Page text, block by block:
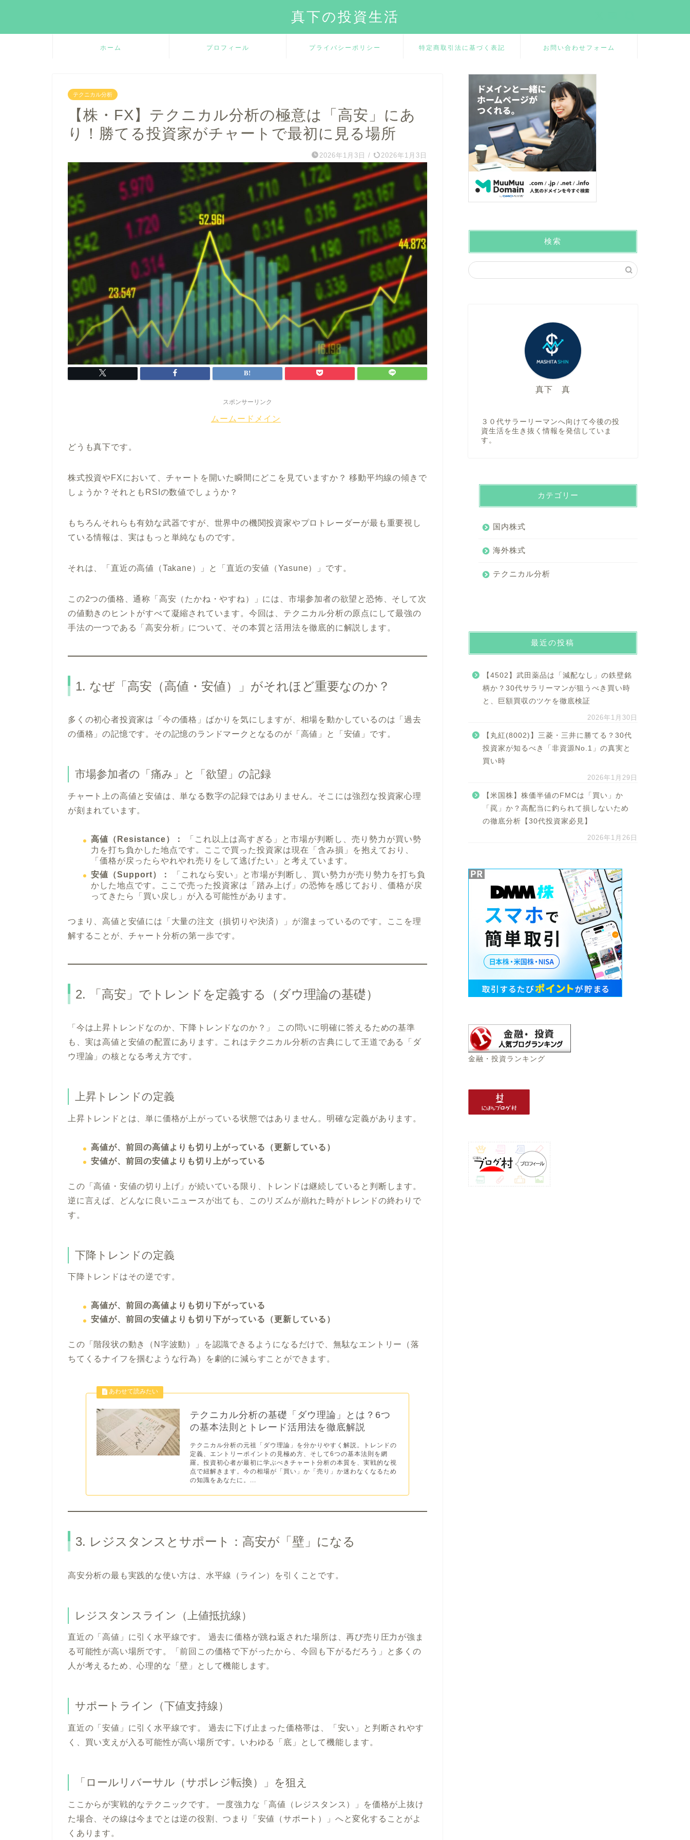
真下の投資生活
ホーム プロフィール プライバシーポリシー 特定商取引法に基づく表記 お問い合わせフォーム
テクニカル分析
【株・FX】テクニカル分析の極意は「高安」にあ
り！勝てる投資家がチャートで最初に見る場所
2026年1月3日 / 2026年1月3日
スポンサーリンク
ムームードメイン
どうも真下です。
株式投資やFXにおいて、チャートを開いた瞬間にどこを見ていますか？ 移動平均線の傾きで
しょうか？それともRSIの数値でしょうか？
もちろんそれらも有効な武器ですが、世界中の機関投資家やプロトレーダーが最も重要視し
ている情報は、実はもっと単純なものです。
それは、「直近の高値（Takane）」と「直近の安値（Yasune）」です。
この2つの価格、通称「高安（たかね・やすね）」には、市場参加者の欲望と恐怖、そして次
の値動きのヒントがすべて凝縮されています。今回は、テクニカル分析の原点にして最強の
手法の一つである「高安分析」について、その本質と活用法を徹底的に解説します。
1. なぜ「高安（高値・安値）」がそれほど重要なのか？
多くの初心者投資家は「今の価格」ばかりを気にしますが、相場を動かしているのは「過去
の価格」の記憶です。その記憶のランドマークとなるのが「高値」と「安値」です。
市場参加者の「痛み」と「欲望」の記録
チャート上の高値と安値は、単なる数字の記録ではありません。そこには強烈な投資家心理
が刻まれています。
高値（Resistance）：
「これ以上は高すぎる」と市場が判断し、売り勢力が買い勢
力を打ち負かした地点です。ここで買った投資家は現在「含み損」を抱えており、
「価格が戻ったらやれやれ売りをして逃げたい」と考えています。
安値（Support）：
「これなら安い」と市場が判断し、買い勢力が売り勢力を打ち負
かした地点です。ここで売った投資家は「踏み上げ」の恐怖を感じており、価格が戻
ってきたら「買い戻し」が入る可能性があります。
つまり、高値と安値には「大量の注文（損切りや決済）」が溜まっているのです。ここを理
解することが、チャート分析の第一歩です。
2. 「高安」でトレンドを定義する（ダウ理論の基礎）
「今は上昇トレンドなのか、下降トレンドなのか？」 この問いに明確に答えるための基準
も、実は高値と安値の配置にあります。これはテクニカル分析の古典にして王道である「ダ
ウ理論」の核となる考え方です。
上昇トレンドの定義
上昇トレンドとは、単に価格が上がっている状態ではありません。明確な定義があります。
高値が、前回の高値よりも切り上がっている（更新している）
安値が、前回の安値よりも切り上がっている
この「高値・安値の切り上げ」が続いている限り、トレンドは継続していると判断します。
逆に言えば、どんなに良いニュースが出ても、このリズムが崩れた時がトレンドの終わりで
す。
下降トレンドの定義
下降トレンドはその逆です。
高値が、前回の高値よりも切り下がっている
安値が、前回の安値よりも切り下がっている（更新している）
この「階段状の動き（N字波動）」を認識できるようになるだけで、無駄なエントリー（落
ちてくるナイフを掴むような行為）を劇的に減らすことができます。
テクニカル分析の基礎「ダウ理論」とは？6つ
の基本法則とトレード活用法を徹底解説
テクニカル分析の元祖「ダウ理論」を分かりやすく解説。トレンドの
定義、エントリーポイントの見極め方、そして6つの基本法則を網
羅。投資初心者が最初に学ぶべきチャート分析の本質を、実戦的な視
点で紐解きます。今の相場が「買い」か「売り」か迷わなくなるため
の知識をあなたに。...
3. レジスタンスとサポート：高安が「壁」になる
高安分析の最も実践的な使い方は、水平線（ライン）を引くことです。
レジスタンスライン（上値抵抗線）
直近の「高値」に引く水平線です。 過去に価格が跳ね返された場所は、再び売り圧力が強ま
る可能性が高い場所です。「前回この価格で下がったから、今回も下がるだろう」と多くの
人が考えるため、心理的な「壁」として機能します。
サポートライン（下値支持線）
直近の「安値」に引く水平線です。 過去に下げ止まった価格帯は、「安い」と判断されやす
く、買い支えが入る可能性が高い場所です。いわゆる「底」として機能します。
「ロールリバーサル（サポレジ転換）」を狙え
ここからが実戦的なテクニックです。 一度強力な「高値（レジスタンス）」を価格が上抜け
た場合、その線は今までとは逆の役割、つまり「安値（サポート）」へと変化することがよ
くあります。
検索
真下 真
３０代サラーリーマンへ向けて今後の投
資生活を生き抜く情報を発信していま
す。
カテゴリー
国内株式
海外株式
テクニカル分析
最近の投稿
【4502】武田薬品は「減配なし」の鉄壁銘
柄か？30代サラリーマンが狙うべき買い時
と、巨額買収のツケを徹底検証
2026年1月30日
【丸紅(8002)】三菱・三井に勝てる？30代
投資家が知るべき「非資源No.1」の真実と
買い時
2026年1月29日
【米国株】株価半値のFMCは「買い」か
「罠」か？高配当に釣られて損しないため
の徹底分析【30代投資家必見】
2026年1月26日
金融・投資ランキング